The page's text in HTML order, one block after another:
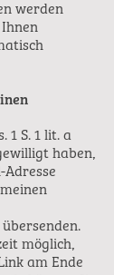
werden
1 S. 1 lit. a
haben,
möglich,
am Ende